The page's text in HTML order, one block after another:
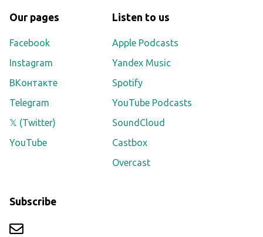
Our pages
Facebook
Instagram
ВКонтакте
Telegram
𝕏 (Twitter)
YouTube
Listen to us
Apple Podcasts
Yandex Music
Spotify
YouTube Podcasts
SoundCloud
Castbox
Overcast
Subscribe